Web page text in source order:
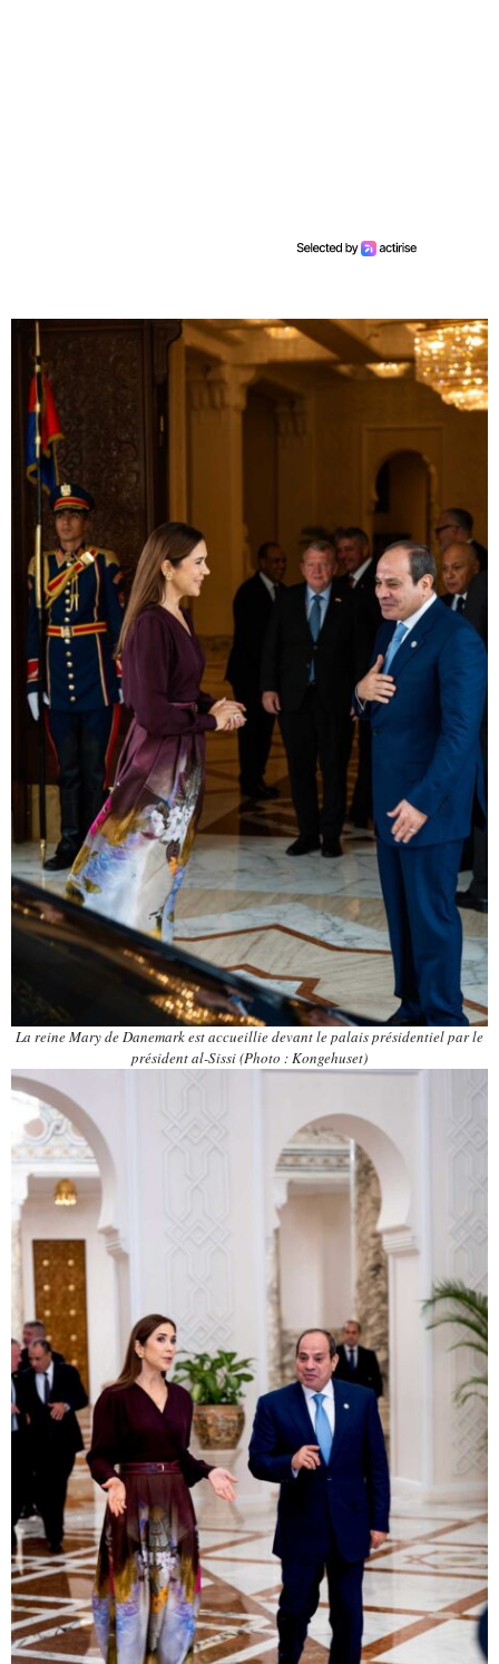
La reine Mary de Danemark est accueillie devant le palais présidentiel par le
président al-Sissi (Photo : Kongehuset)